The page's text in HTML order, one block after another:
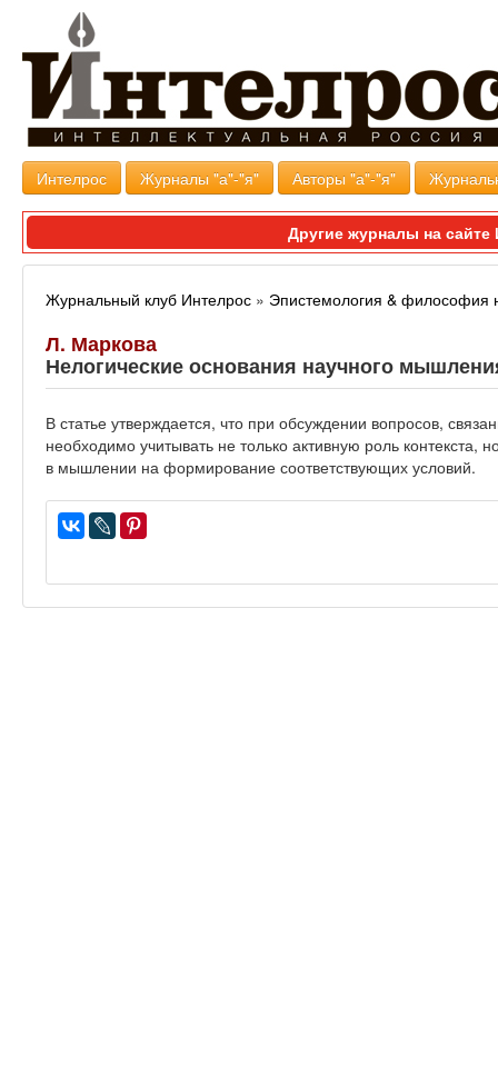
Интелрос Журналы "а"-"я" Авторы "а"-"я"
Другие журналы на
Журнальный клуб Интелрос » Эпистемология & философия
Л. Маркова
Нелогические основания научного
В статье утверждается, что при обсуждении вопросов,
необходимо учитывать не только активную роль контекста,
в мышлении на формирование соответствующих условий.